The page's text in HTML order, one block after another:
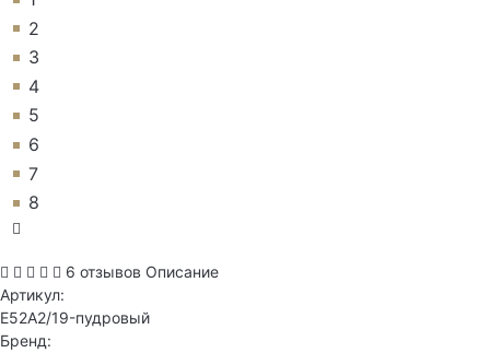
2
3
4
5
6
7
8
6 отзывов Описание
Артикул:
E52A2/19-пудровый
Бренд: